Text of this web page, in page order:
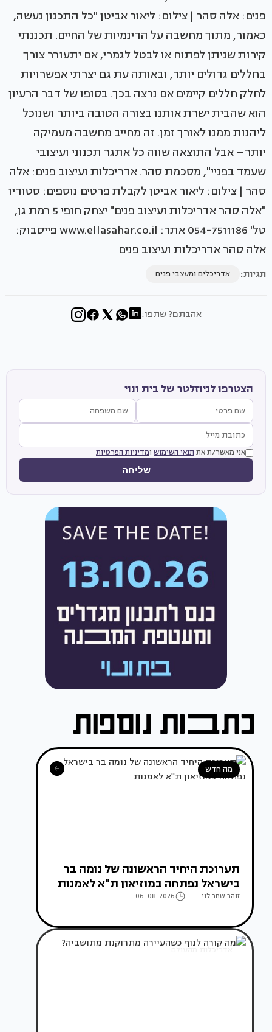
פנים: אלה סהר | צילום: ליאור אביטן "כל התכנון נעשה,
כאמור, מתוך מחשבה על הדינמיות של החיים. תכננתי
קירות שניתן לפתוח או לבטל לגמרי, אם יתעורר צורך
בחללים גדולים יותר, ובאותה עת גם יצרתי אפשרויות
לחלק חללים קיימים אם נרצה בכך. בסופו של דבר הרעיון
הוא שהבית ישרת אותנו בצורה הטובה ביותר ושנוכל
ליהנות ממנו לאורך זמן. זה מחייב מחשבה מעמיקה
יותר– אבל התוצאה שווה כל אתגר תכנוני ועיצובי
שעמד בפניי", מסכמת סהר. אדריכלות ועיצוב פנים: אלה
סהר | צילום: ליאור אביטן לקבלת פרטים נוספים: סטודיו
"אלה סהר אדריכלות ועיצוב פנים" יצחק חופי 5 רמת גן,
טל' 054-7511186 אתר: www.ellasahar.co.il פייסבוק:
אלה סהר אדריכלות ועיצוב פנים
תגיות: אדריכלים ומעצבי פנים
אהבתם? שתפו:
הצטרפו לניוזלטר של בית ונוי
אני מאשר/ת את תנאי השימוש ומדיניות הפרטיות
שליחה
מה חדש
תערוכת היחיד הראשונה של נומה בר
בישראל נפתחה במוזיאון ת"א לאמנות
זוהר שחר לוי 06-08-2026
אדריכלות מהעולם